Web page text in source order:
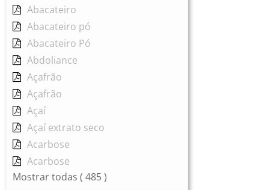
Abacateiro
Abacateiro pó
Abacateiro Pó
Abdoliance
Açafrão
Açafrão
Açaí
Açaí extrato seco
Acarbose
Acarbose
Mostrar todas ( 485 )